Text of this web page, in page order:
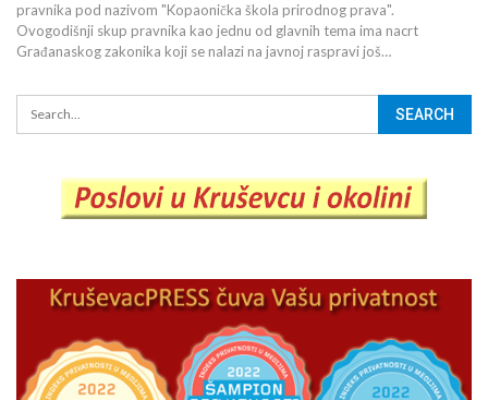
pravnika pod nazivom "Kopaonička škola prirodnog prava".
Ovogodišnji skup pravnika kao jednu od glavnih tema ima nacrt
Građanaskog zakonika koji se nalazi na javnoj raspravi još…